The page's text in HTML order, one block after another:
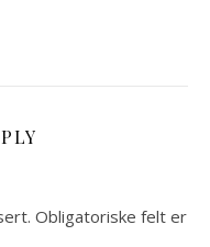
Obligatoriske felt er